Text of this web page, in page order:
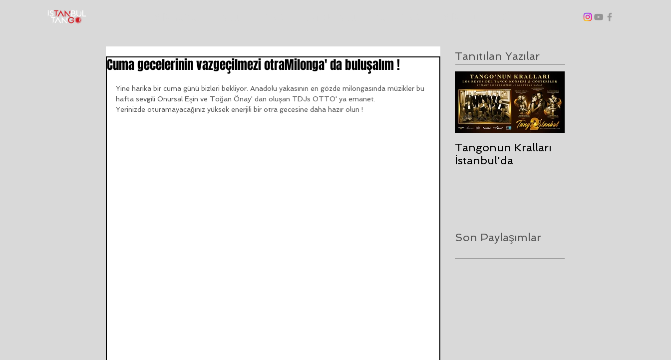
Cuma gecelerinin vazgeçilmezi otraMilonga' da buluşalım !
Yine harika bir cuma günü bizleri bekliyor. Anadolu yakasının en gözde milongasında müzikler bu
hafta sevgili Onursal Eşin ve Toğan Önay' dan oluşan TDJs OTTO' ya emanet.
Yerinizde oturamayacağınız yüksek enerjili bir otra gecesine daha hazır olun !
Tanıtılan Yazılar
Tangonun Kralları
İstanbul'da
Son Paylaşımlar